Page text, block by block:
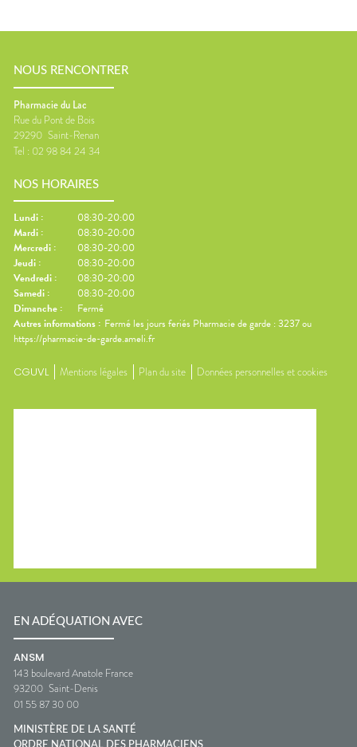
NOUS RENCONTRER
Pharmacie du Lac
Rue du Pont de Bois
29290 Saint-Renan
Tel : 02 98 84 24 34
NOS HORAIRES
Lundi :
08:30-20:00
Mardi :
08:30-20:00
Mercredi :
08:30-20:00
Jeudi :
08:30-20:00
Vendredi :
08:30-20:00
Samedi :
08:30-20:00
Dimanche :
Fermé
Autres informations : Fermé les jours feriés Pharmacie de garde : 3237 ou
https://pharmacie-de-garde.ameli.fr
CGUVL Mentions légales Plan du site Données personnelles et cookies
EN ADÉQUATION AVEC
ANSM
143 boulevard Anatole France
93200 Saint-Denis
01 55 87 30 00
MINISTÈRE DE LA SANTÉ
ORDRE NATIONAL DES PHARMACIENS